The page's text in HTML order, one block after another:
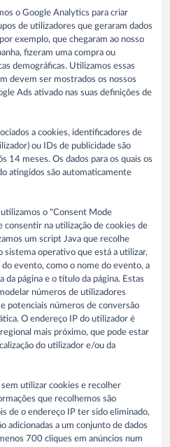
o Google Analytics para criar
de utilizadores que geraram dados
exemplo, que chegaram ao nosso
fizeram uma compra ou
demográficas. Utilizamos essas
devem ser mostrados os nossos
Ads ativado nas suas definições de
a cookies, identificadores de
ou IDs de publicidade são
14 meses. Os dados para os quais os
atingidos são automaticamente
o "Consent Mode
consentir na utilização de cookies de
um script Java que recolhe
operativo que está a utilizar,
evento, como o nome do evento, a
da página e o título da página. Estas
números de utilizadores
potenciais números de conversão
O endereço IP do utilizador é
mais próximo, que pode estar
do utilizador e/ou da
utilizar cookies e recolher
que recolhemos são
de o endereço IP ter sido eliminado,
adicionadas a um conjunto de dados
700 cliques em anúncios num